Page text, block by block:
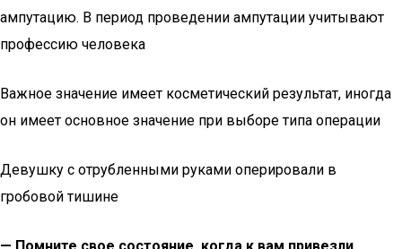
ампутацию. В период проведении ампутации учитывают
профессию человека
Важное значение имеет косметический результат, иногда
он имеет основное значение при выборе типа операции
Девушку с отрубленными руками оперировали в
гробовой тишине